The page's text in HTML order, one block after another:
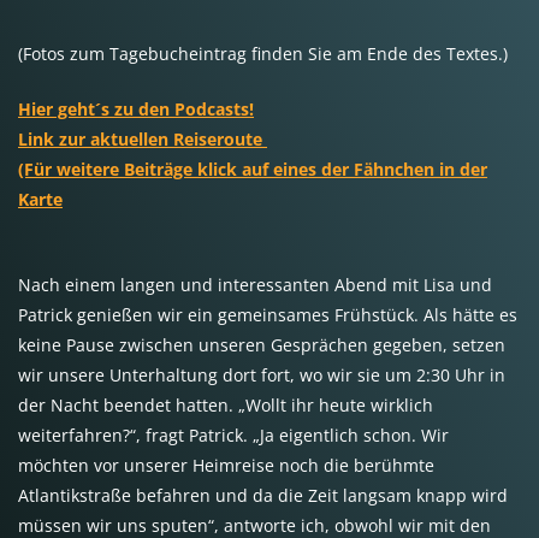
(Fotos zum Tagebucheintrag finden Sie am Ende des Textes.)
Hier geht´s zu den Podcasts!
Link zur aktuellen Reiseroute
(Für weitere Beiträge klick auf eines der Fähnchen in der
Karte
Nach einem langen und interessanten Abend mit Lisa und
Patrick genießen wir ein gemeinsames Frühstück. Als hätte es
keine Pause zwischen unseren Gesprächen gegeben, setzen
wir unsere Unterhaltung dort fort, wo wir sie um 2:30 Uhr in
der Nacht beendet hatten. „Wollt ihr heute wirklich
weiterfahren?“, fragt Patrick. „Ja eigentlich schon. Wir
möchten vor unserer Heimreise noch die berühmte
Atlantikstraße befahren und da die Zeit langsam knapp wird
müssen wir uns sputen“, antworte ich, obwohl wir mit den